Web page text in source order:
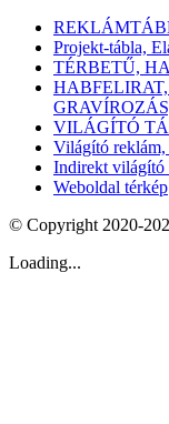
Projekt-tábla,
TÉRBETŰ,
VILÁGÍTÓ
Világító
Indirekt világító
Weboldal térkép
© Copyright 2020-
Loading...